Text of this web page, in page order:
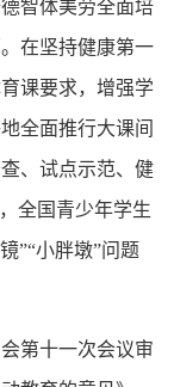
智体美劳全面培
在坚持健康第一
课要求，增强学
全面推行大课间
、试点示范、健
全国青少年学生
”“小胖墩”问题
第十一次会议审